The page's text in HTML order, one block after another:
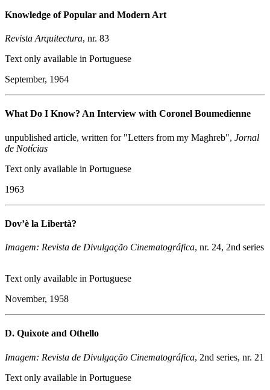
Knowledge of Popular and Modern Art
Revista Arquitectura, nr. 83
Text only available in Portuguese
September, 1964
What Do I Know? An Interview with Coronel Boumedienne
unpublished article, written for "Letters from my Maghreb", Jornal
de Notícias
Text only available in Portuguese
1963
Dov’è la Libertà?
Imagem: Revista de Divulgação Cinematográfica, nr. 24, 2nd series
Text only available in Portuguese
November, 1958
D. Quixote and Othello
Imagem: Revista de Divulgação Cinematográfica, 2nd series, nr. 21
Text only available in Portuguese